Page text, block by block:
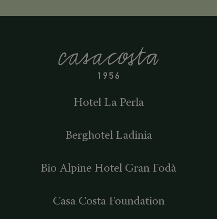
Hotel La Perla
Berghotel Ladinia
Bio Alpine Hotel Gran Fodà
Casa Costa Foundation